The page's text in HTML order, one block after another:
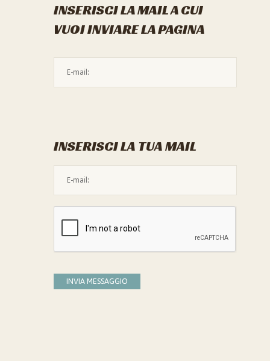
INSERISCI LA MAIL A CUI
VUOI INVIARE LA PAGINA
INSERISCI LA TUA MAIL
INVIA MESSAGGIO